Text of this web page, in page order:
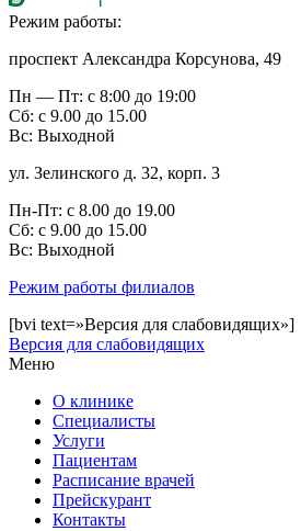
Режим работы:
проспект Александра Корсунова, 49
Пн — Пт: с 8:00 до 19:00
Сб: с 9.00 до 15.00
Вс: Выходной
ул. Зелинского д. 32, корп. 3
Пн-Пт: с 8.00 до 19.00
Сб: с 9.00 до 15.00
Bc: Выходной
Режим работы филиалов
[bvi text=»Версия для слабовидящих»]
Версия для слабовидящих
Меню
О клинике
Специалисты
Услуги
Пациентам
Расписание врачей
Прейскурант
Контакты